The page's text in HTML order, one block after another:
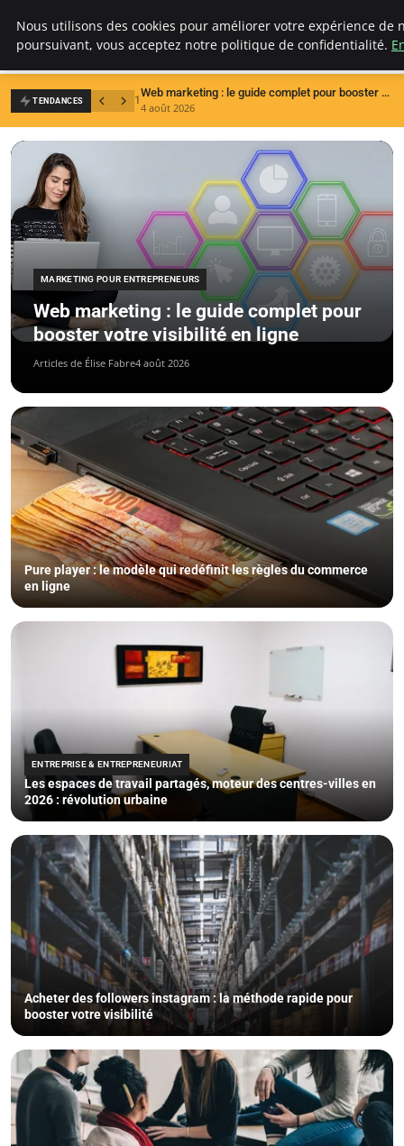
LECFCM
TENDANCES 1
Web marketing : le guide complet pour booster votre visibilité en ligne
4 août 2026
MARKETING POUR ENTREPRENEURS
Web marketing : le guide complet pour
booster votre visibilité en ligne
Articles de Élise Fabre4 août 2026
Pure player : le modèle qui redéfinit les règles du commerce
en ligne
ENTREPRISE & ENTREPRENEURIAT
Les espaces de travail partagés, moteur des centres-villes en
2026 : révolution urbaine
Acheter des followers instagram : la méthode rapide pour
booster votre visibilité
Nous utilisons des cookies pour améliorer votre expérience de
poursuivant, vous acceptez notre politique de confidentialité.